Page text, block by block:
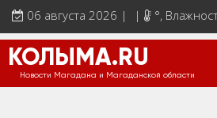
06 августа 2026 | | °,
КОЛЫМА.RU
Новости Магадана и Магаданской области